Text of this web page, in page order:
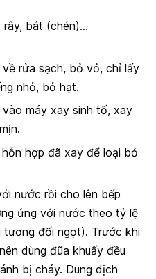
rây, bát (chén)…
về rửa sạch, bỏ vỏ, chỉ lấy
nhỏ, bỏ hạt.
máy xay sinh tố, xay
hợp đã xay để loại bỏ
nước rồi cho lên bếp
ứng với nước theo tỷ lệ
tương đối ngọt). Trước khi
dùng đũa khuấy đều
bị cháy. Dung dịch